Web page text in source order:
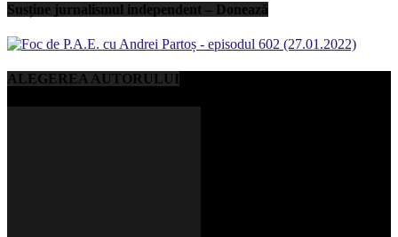
Susține jurnalismul independent – Donează
ALEGEREA AUTORULUI